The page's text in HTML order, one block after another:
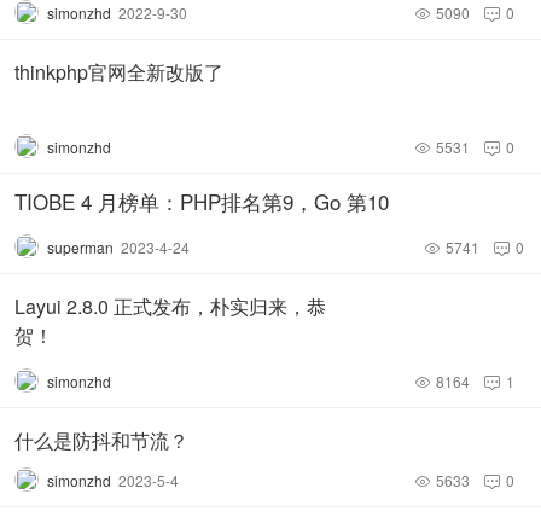
元宇宙的终极是什么样子？脑机接口会成为许多科幻爱好者
们众口一词的答案。
《攻壳机动队》、《黑客帝国》等脍炙人口的科幻作品，已
经为人们展示了脑机接口元宇宙一个可能的未来。通过大脑
展社交，甚至获取味觉、触觉等多种感官的体验。
simonzhd 2022-9-30  0
 5090
thinkphp官网全新改版了
simonzhd  0
 5531
TIOBE 4 月榜单：PHP排名第9，Go 第10
superman 2023-4-24  0
 5741
Layui 2.8.0 正式发布，朴实归来，恭
贺！
simonzhd  1
 8164
什么是防抖和节流？
simonzhd 2023-5-4  0
 5633